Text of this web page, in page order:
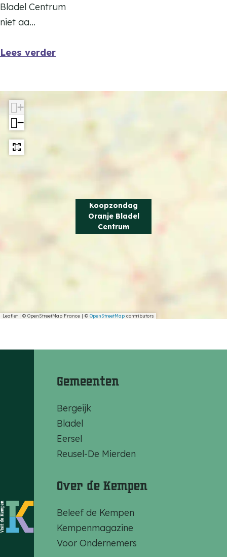
m
Bladel Centrum
niet aa…
Lees verder
Koopzondag
Oranje Bladel
Centrum
+
−
Leaflet | © OpenStreetMap France | © OpenStreetMap contributors
Gemeenten
Bergeijk
Bladel
Eersel
Reusel-De Mierden
Over de Kempen
Beleef de Kempen
Kempenmagazine
Voor Ondernemers